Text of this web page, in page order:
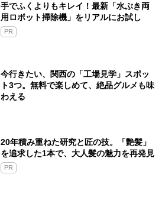
手でふくよりもキレイ！最新「水ぶき両
用ロボット掃除機」をリアルにお試し
PR
今行きたい、関西の「工場見学」スポッ
ト3つ。無料で楽しめて、絶品グルメも味
わえる
20年積み重ねた研究と匠の技。「艶髪」
を追求した1本で、大人髪の魅力を再発見
PR